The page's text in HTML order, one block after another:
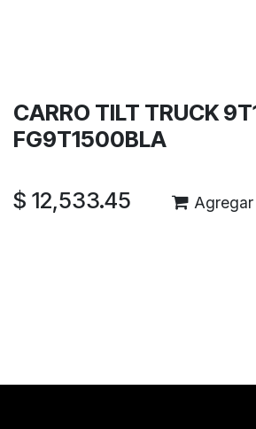
CARRO TILT TRUCK
FG9T1500BLA
$ 12,533.45